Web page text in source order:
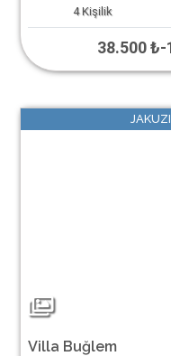
4 Kişilik
38.500 ₺-
Villa Buğlem